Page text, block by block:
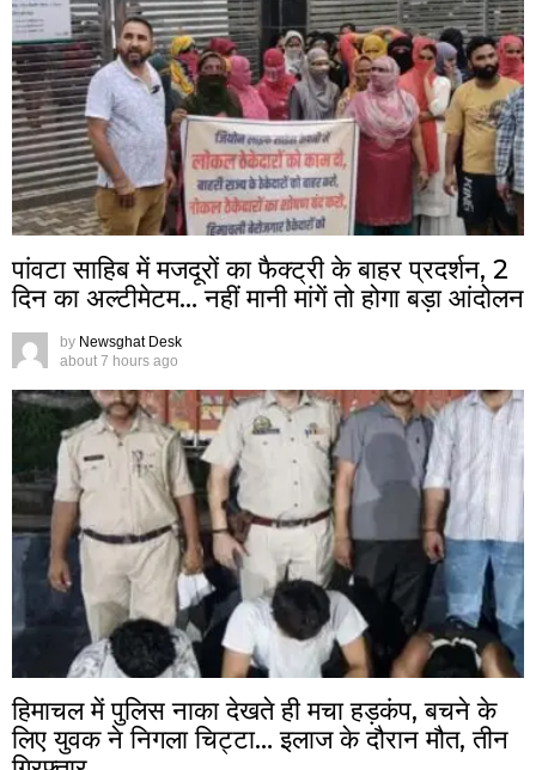
पांवटा साहिब में मजदूरों का फैक्ट्री के बाहर प्रदर्शन, 2
दिन का अल्टीमेटम… नहीं मानी मांगें तो होगा बड़ा आंदोलन
by Newsghat Desk
about 7 hours ago
हिमाचल में पुलिस नाका देखते ही मचा हड़कंप, बचने के
लिए युवक ने निगला चिट्टा… इलाज के दौरान मौत, तीन